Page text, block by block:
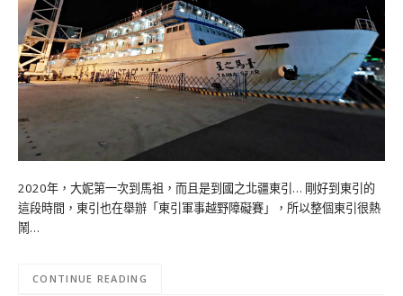
2020年，大妮第一次到馬祖，而且是到國之北疆東引… 剛好到東引的
這段時間，東引也在舉辦「東引軍事越野障礙賽」，所以整個東引很熱
鬧…
CONTINUE READING